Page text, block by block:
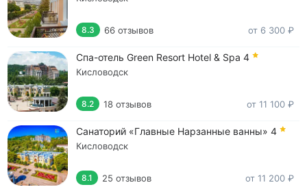
8.3 66 отзывов от 6 300 ₽
Спа-отель Green Resort Hotel & Spa 4
Кисловодск
8.2 18 отзывов от 11 100 ₽
Санаторий «Главные Нарзанные ванны» 4
Кисловодск
8.1 25 отзывов от 11 200 ₽